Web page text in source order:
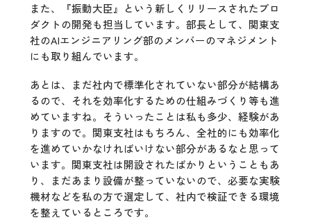
また、『振動大臣』という新しくリリースされたプロ
ダクトの開発も担当しています。部長として、関東支
社のAIエンジニアリング部のメンバーのマネジメント
にも取り組んでいます。
あとは、まだ社内で標準化されていない部分が結構あ
るので、それを効率化するための仕組みづくり等も進
めていますね。そういったことは私も多少、経験があ
りますので。関東支社はもちろん、全社的にも効率化
を進めていかなければいけない部分があるなと思って
います。関東支社は開設されたばかりということもあ
り、まだあまり設備が整っていないので、必要な実験
機材などを私の方で選定して、社内で検証できる環境
を整えているところです。